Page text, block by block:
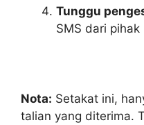
Tunggu
SMS dari
Nota: Setakat ini,
talian yang diterima.